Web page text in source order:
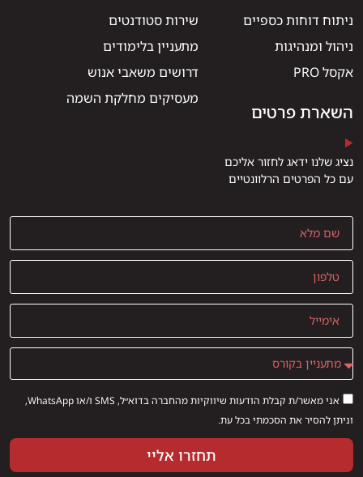
ניתוח דוחות כספיים
ניהול ומנהיגות
אקסל PRO
שירות סטודנטים
מתעניין בלימודים
דרושים משאבי אנוש
מעסיקים מחלקת השמה
השארת פרטים
נציג שלנו ידאג לחזור אליכם
עם כל הפרטים הרלוונטיים
אני מאשר/ת קבלת הודעות שיווקיות מהחברה בדוא״ל, SMS ו/או WhatsApp,
וניתן להסיר את הסכמתי בכל עת.
תחזרו אליי